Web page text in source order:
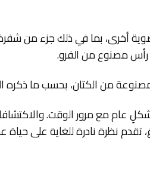
أخرى، بما في ذلك جزء من
مصنوع من الفرو.
من الكتان، بحسب ما ذكره
عام مع مرور الوقت.
تقدم نظرة نادرة للغاية على